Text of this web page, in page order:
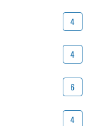
4
4
6
4